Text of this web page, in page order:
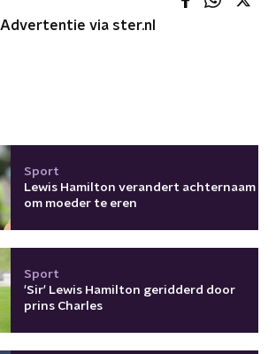
Advertentie via ster.nl
Sport
Lewis Hamilton verandert achternaam
om moeder te eren
Sport
'Sir' Lewis Hamilton geridderd door
prins Charles